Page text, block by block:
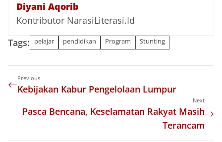
Diyani Aqorib
Kontributor NarasiLiterasi.Id
Tags:
pelajar pendidikan Program Stunting
Previous
Kebijakan Kabur Pengelolaan Lumpur
Next
Pasca Bencana, Keselamatan Rakyat Masih
Terancam